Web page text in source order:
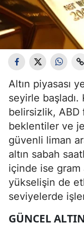
Altın piyasası
seyirle
belirsizlik, ABD
beklentiler ve
güvenli liman
altın sabah
içinde ise gram
yükselişin de
seviyelerde
GÜNCEL